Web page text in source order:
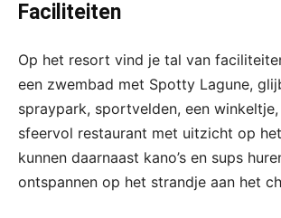
Faciliteiten
Op het resort vind je tal van
een zwembad met Spotty Lagune,
spraypark, sportvelden, een
sfeervol restaurant met uitzicht op
kunnen daarnaast kano’s en sups
ontspannen op het strandje aan het